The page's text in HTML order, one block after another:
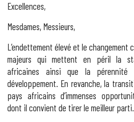
Excellences,
Mesdames, Messieurs,
L’endettement élevé et le changement
majeurs qui mettent en péril la
africaines ainsi que la pérennité
développement. En revanche, la
pays africains d’immenses
dont il convient de tirer le meilleur parti.